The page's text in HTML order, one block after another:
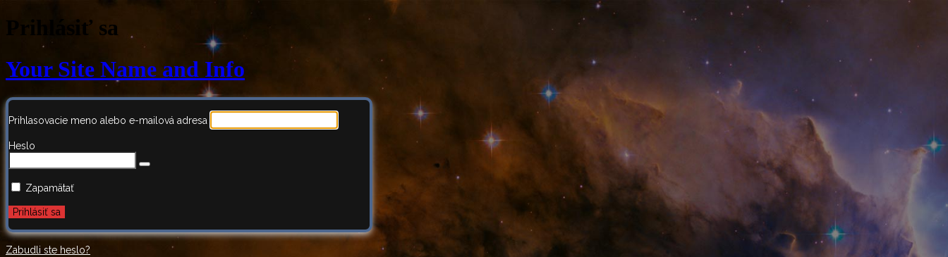
Prihlásiť sa
Your Site Name and Info
Prihlasovacie meno alebo e-mailová adresa
Heslo
Zapamätať
Zabudli ste heslo?